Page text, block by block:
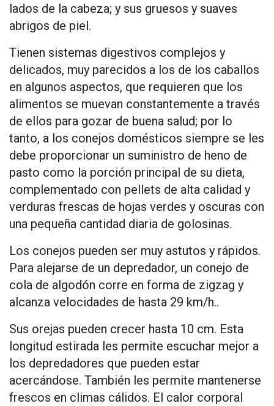
lados de la cabeza; y sus gruesos y suaves
abrigos de piel.
Tienen sistemas digestivos complejos y
delicados, muy parecidos a los de los caballos
en algunos aspectos, que requieren que los
alimentos se muevan constantemente a través
de ellos para gozar de buena salud; por lo
tanto, a los conejos domésticos siempre se les
debe proporcionar un suministro de heno de
pasto como la porción principal de su dieta,
complementado con pellets de alta calidad y
verduras frescas de hojas verdes y oscuras con
una pequeña cantidad diaria de golosinas.
Los conejos pueden ser muy astutos y rápidos.
Para alejarse de un depredador, un conejo de
cola de algodón corre en forma de zigzag y
alcanza velocidades de hasta 29 km/h..
Sus orejas pueden crecer hasta 10 cm. Esta
longitud estirada les permite escuchar mejor a
los depredadores que pueden estar
acercándose. También les permite mantenerse
frescos en climas cálidos. El calor corporal